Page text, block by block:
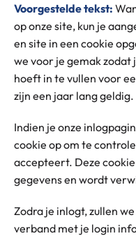
Voorgestelde tekst:
op onze site, kun je
en site in een cookie
we voor je gemak zodat
hoeft in te vullen voor
zijn een jaar lang geldig.
Indien je onze
cookie op om te
accepteert. Deze
gegevens en wordt
Zodra je inlogt, zullen
verband met je login